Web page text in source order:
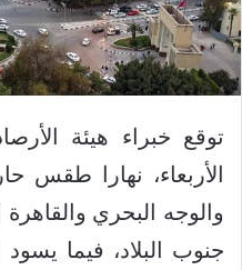
توقع خبراء هيئة
الأربعاء، نهارا طقس
والوجه البحري
جنوب البلاد، فيما